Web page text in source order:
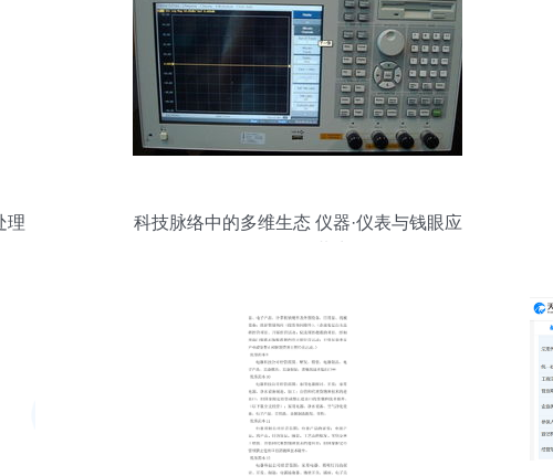
理
科技脉络中的多维生态 仪器·仪表与钱眼应